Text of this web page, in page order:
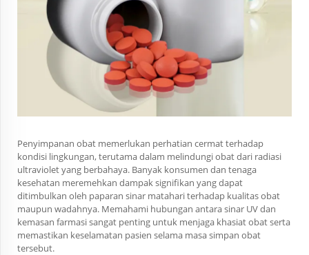
Penyimpanan obat memerlukan perhatian cermat terhadap
kondisi lingkungan, terutama dalam melindungi obat dari radiasi
ultraviolet yang berbahaya. Banyak konsumen dan tenaga
kesehatan meremehkan dampak signifikan yang dapat
ditimbulkan oleh paparan sinar matahari terhadap kualitas obat
maupun wadahnya. Memahami hubungan antara sinar UV dan
kemasan farmasi sangat penting untuk menjaga khasiat obat serta
memastikan keselamatan pasien selama masa simpan obat
tersebut.